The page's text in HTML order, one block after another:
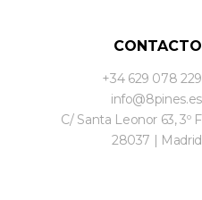
CONTACTO
+34 629 078 229
info@8pines.es
C/ Santa Leonor 63, 3º F
28037 | Madrid